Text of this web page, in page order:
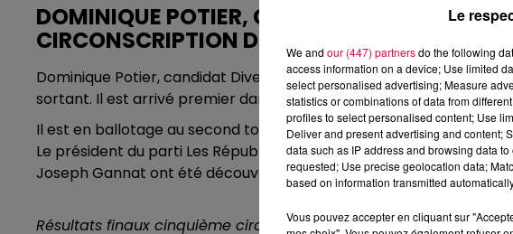
DOMINIQUE POTIER, CANDIDAT DIVERS
CIRCONSCRIPTION DE MEURTHE-ET-MOSELLE
Dominique Potier, candidat Divers Gauche dans la 5ème
sortant. Il est arrivé premier dans sa circonscription au premier
Il est en ballotage au second tour avec Louis-Joseph Pécher/
Le président du parti Les Républicains a retiré son soutien, après
Joseph Gannat ont été découverts sur les réseaux sociaux.
Résultats finaux cinquième circonscription de Meurthe-et-
Le
We and our (447) partnersdo the following
access information on a device; Use limited
select personalised advertising; Measure
statistics or combinations of data from
profiles to select personalised content; Use
Deliver and present advertising and content;
data such as IP address and browsing data
requested; Use precise geolocation data;
based on information transmitted
Vous pouvez accepter en cliquant sur